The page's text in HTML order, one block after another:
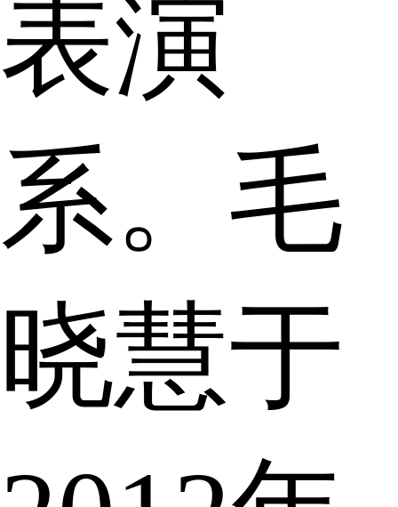
表演
系。毛
晓慧于